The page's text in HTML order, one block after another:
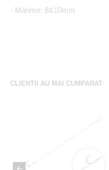
- Marime: 8&10mm
CLIENTII AU MAI CUMPARAT